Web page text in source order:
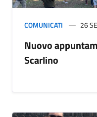
COMUNICATI 26
Nuovo
Scarlino